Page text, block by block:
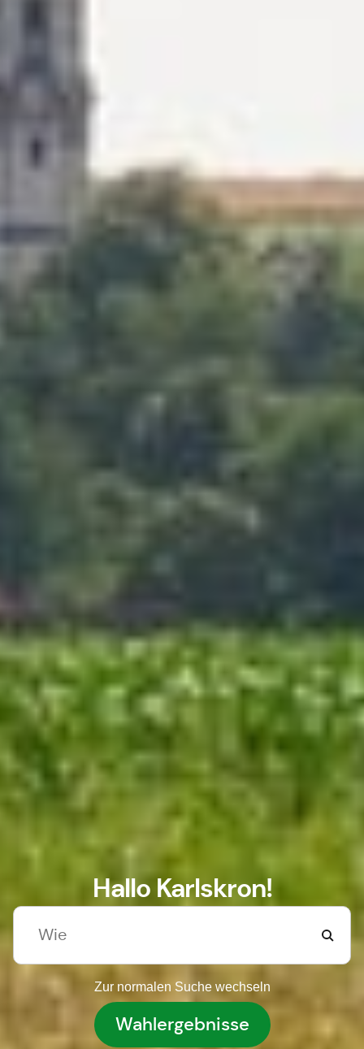
Hallo Karlskron!
Zur normalen Suche wechseln
Wahlergebnisse